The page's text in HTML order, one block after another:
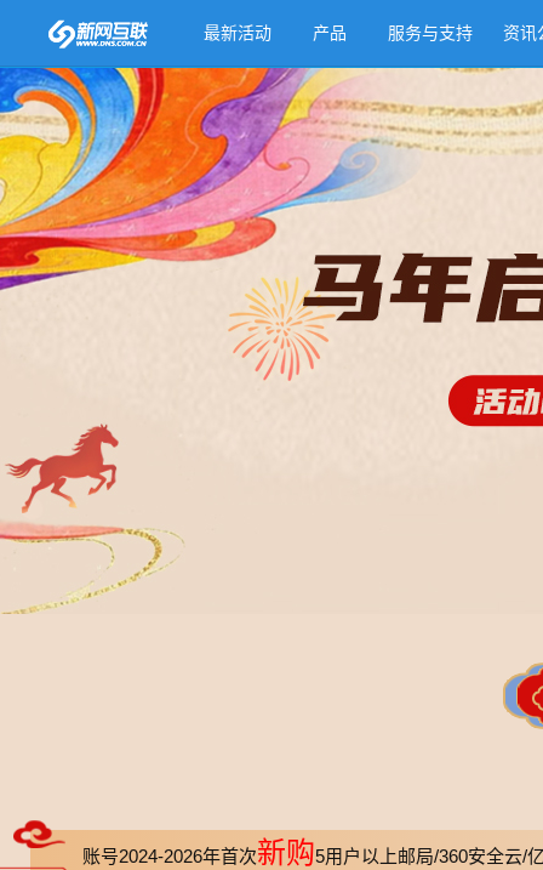
最新活动 产品 服务与支持 资讯
账号2024-2026年首次新购5用户以上邮局/360安全云/